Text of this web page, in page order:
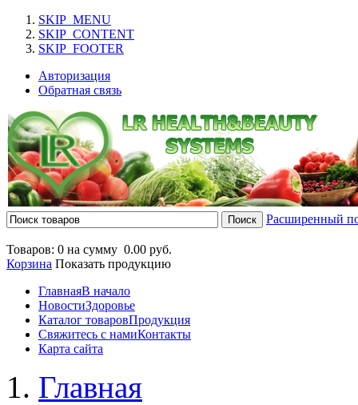
SKIP_MENU
SKIP_CONTENT
SKIP_FOOTER
Авторизация
Обратная связь
Расширенный
Товаров: 0 на сумму 0.00 руб.
Корзина Показать продукцию
ГлавнаяВ начало
НовостиЗдоровье
Каталог товаровПродукция
Свяжитесь с намиКонтакты
Карта сайта
Главная